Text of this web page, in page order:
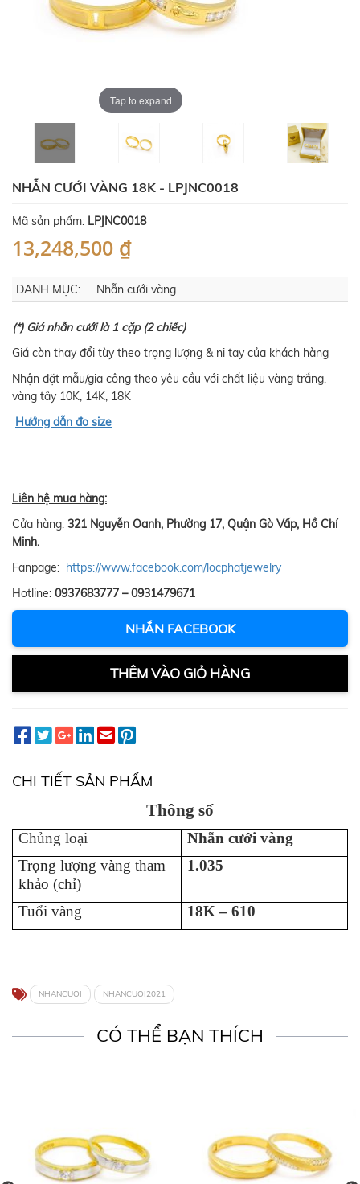
Tap to expand
NHẪN CƯỚI VÀNG 18K - LPJNC0018
Mã sản phẩm: LPJNC0018
13,248,500 ₫
DANH MỤC: Nhẫn cưới vàng
(*) Giá nhẫn cưới là 1 cặp (2 chiếc)
Giá còn thay đổi tùy theo trọng lượng & ni tay của khách hàng
Nhận đặt mẫu/gia công theo yêu cầu với chất liệu vàng trắng,
vàng tây 10K, 14K, 18K
Hướng dẫn đo size
Liên hệ mua hàng:
Cửa hàng: 321 Nguyễn Oanh, Phường 17, Quận Gò Vấp, Hồ Chí
Minh.
Fanpage: https://www.facebook.com/locphatjewelry
Hotline: 0937683777 – 0931479671
NHẮN FACEBOOK
THÊM VÀO GIỎ HÀNG
CHI TIẾT SẢN PHẨM
Thông số
Chủng loại
Nhẫn cưới vàng
Trọng lượng vàng tham
khảo (chỉ)
1.035
Tuổi vàng 18K – 610
NHANCUOI NHANCUOI2021
CÓ THỂ BẠN THÍCH